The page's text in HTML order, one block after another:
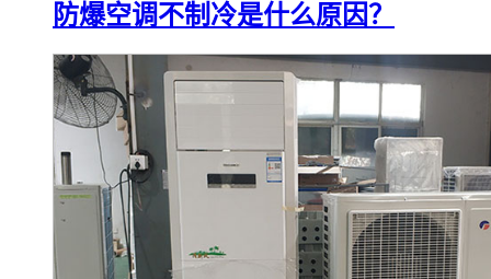
防爆空调不制冷是什么原因？